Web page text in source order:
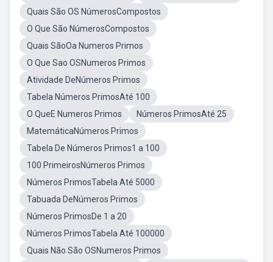
Quais São OS NúmerosCompostos
O Que São NúmerosCompostos
Quais SãoOa Numeros Primos
O Que Sao OSNumeros Primos
Atividade DeNúmeros Primos
Tabela Números PrimosAté 100
O QueE Numeros Primos
Números PrimosAté 25
MatemáticaNúmeros Primos
Tabela De Números Primos1 a 100
100 PrimeirosNúmeros Primos
Números PrimosTabela Até 5000
Tabuada DeNúmeros Primos
Números PrimosDe 1 a 20
Números PrimosTabela Até 100000
Quais Não São OSNumeros Primos